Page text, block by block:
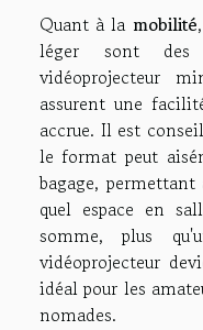
Quant à la mobilité
léger sont des
vidéoprojecteur
assurent une
accrue. Il est
le format peut
bagage,
quel espace en
somme, plus
vidéoprojecteur
idéal pour les
nomades.